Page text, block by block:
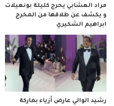
مراد العشابي يحرج كليلة بونعيلات
و يكشف عن طلاقها من المخرج
ابراهيم الشكيري
رشيد الوالي عارض أزياء بماركة